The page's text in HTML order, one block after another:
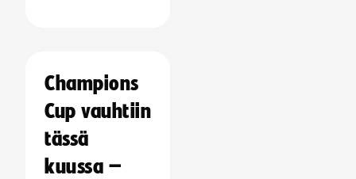
Champions
Cup vauhtiin
tässä
kuussa –